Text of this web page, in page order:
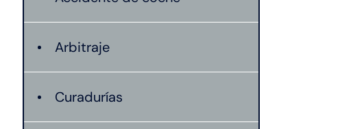
Arbitraje
Curadurías